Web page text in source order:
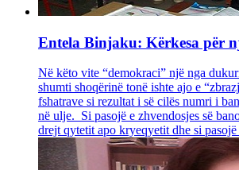
Entela Binjaku: Kërkesa për
Në këto vite “demokraci” një nga
shumti shoqërinë tonë ishte ajo e
fshatrave si rezultat i së cilës numri i
në ulje. Si pasojë e zhvendosjes së
drejt qytetit apo kryeqyetit dhe si pasojë